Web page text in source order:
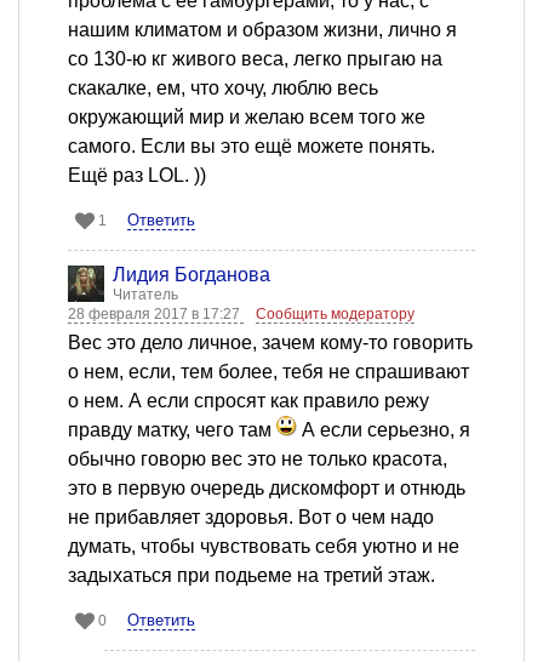
нашим климатом и образом жизни, лично я
со 130-ю кг живого веса, легко прыгаю на
скакалке, ем, что хочу, люблю весь
окружающий мир и желаю всем того же
самого. Если вы это ещё можете понять.
Ещё раз LOL. ))
1 Ответить
Лидия Богданова
Читатель
28 февраля 2017 в 17:27
Сообщить модератору
Вес это дело личное, зачем кому-то говорить
о нем, если, тем более, тебя не спрашивают
о нем. А если спросят как правило режу
правду матку, чего там
А если серьезно, я
обычно говорю вес это не только красота,
это в первую очередь дискомфорт и отнюдь
не прибавляет здоровья. Вот о чем надо
думать, чтобы чувствовать себя уютно и не
задыхаться при подьеме на третий этаж.
0 Ответить